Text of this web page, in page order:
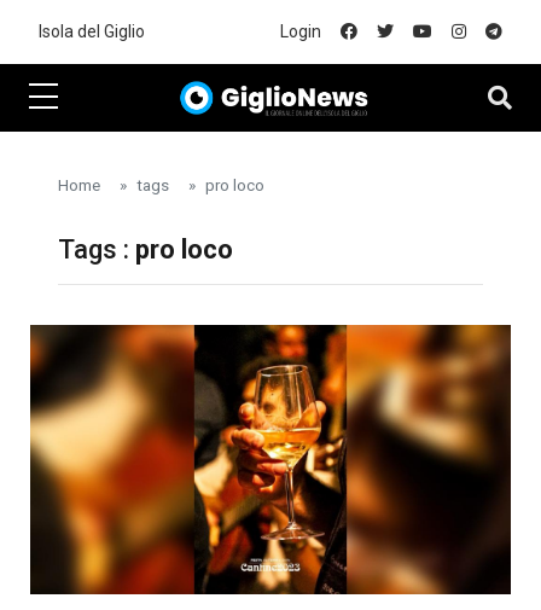
Isola del Giglio Login
Home tags pro loco
Tags : pro loco